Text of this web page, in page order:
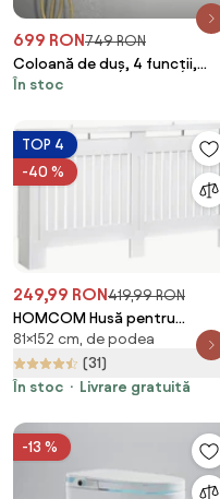
699 RON749 RON
Coloană de duș, 4 funcții,
efect ploaie, montare perete,
În stoc
TOP 4
-40 %
249,99 RON419,99 RON
HOMCOM Husă pentru
Calorifer din Lamele MDF,
152x19x81 cm, Alb | Aosom
Romania
81×152 cm, de podea
(31)
În stoc
Livrare gratuită
-13 %